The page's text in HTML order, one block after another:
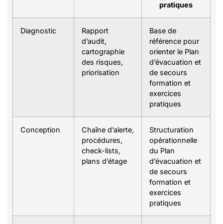
pratiques
Diagnostic
Rapport
d’audit,
cartographie
des risques,
priorisation
Base de
référence pour
orienter le Plan
d’évacuation et
de secours
formation et
exercices
pratiques
Conception
Chaîne d’alerte,
procédures,
check-lists,
plans d’étage
Structuration
opérationnelle
du Plan
d’évacuation et
de secours
formation et
exercices
pratiques